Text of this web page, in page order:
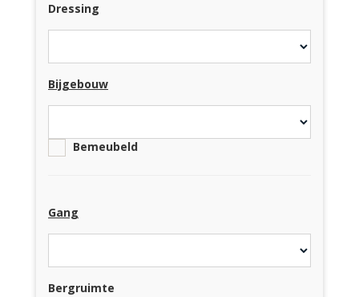
Dressing
Bijgebouw
Bemeubeld
Gang
Bergruimte